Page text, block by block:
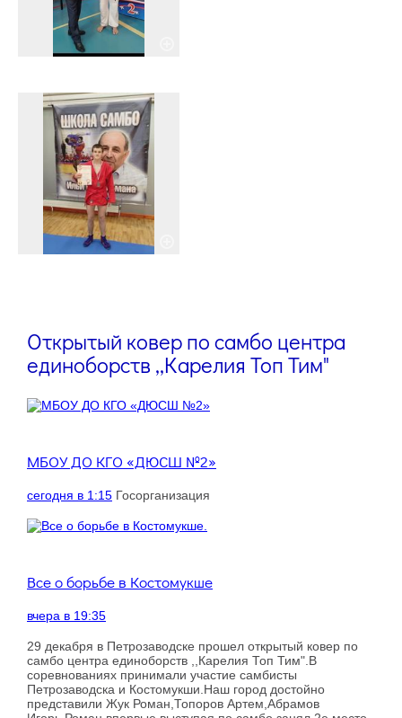
Открытый ковер по самбо центра
единоборств ,,Карелия Топ Тим"
МБОУ ДО КГО «ДЮСШ №2»
сегодня в 1:15 Госорганизация
.
Все о борьбе в Костомукше
вчера в 19:35
29 декабря в Петрозаводске прошел открытый ковер по
самбо центра единоборств ,,Карелия Топ Тим".В
соревнованиях принимали участие самбисты
Петрозаводска и Костомукши.Наш город достойно
представили Жук Роман,Топоров Артем,Абрамов